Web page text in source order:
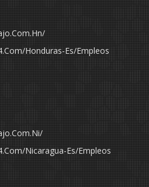
honduras-Es/empleos
nicaragua-Es/empleos